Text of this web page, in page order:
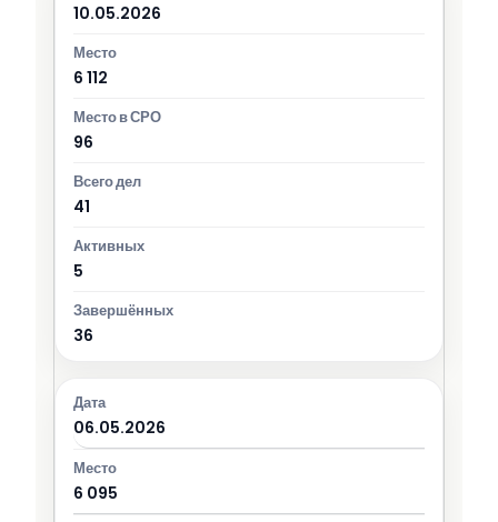
10.05.2026
6 112
96
41
5
36
06.05.2026
6 095